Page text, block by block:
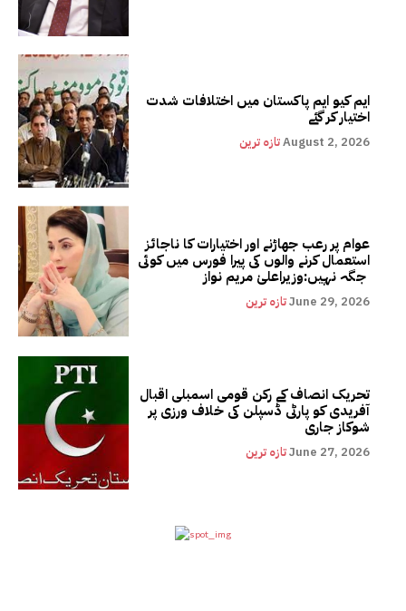
ایم کیو ایم پاکستان میں اختلافات شدت
اختیار کر گئے
تازہ ترینAugust 2, 2026
عوام پر رعب جھاڑنے اور اختیارات کا ناجائز
استعمال کرنے والوں کی پیرا فورس میں کوئی
تازہ ترینJune 29, 2026
تحریک انصاف کے رکن قومی اسمبلی اقبال
آفریدی کو پارٹی ڈسپلن کی خلاف ورزی پر
شوکاز جاری
تازہ ترینJune 27, 2026